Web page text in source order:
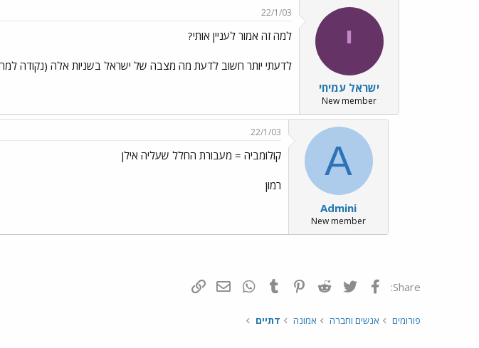
י
ישראל עמיחי
New member
22/1/03
למה זה אמור לעניין אותי?
לדעתי יותר חשוב לדעת מה מצבה של ישראל בשניות אלה (נקודה
A
Admini
New member
22/1/03
קולומביה = מעבורת החלל שעליה אילן
רמון
Share: פייסבוק Twitter
Reddit
Pinterest
Tumblr
WhatsAppדואר אלקטרוני
פורומים אנשים וחברה אמונה דתיים